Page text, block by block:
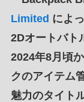
Limited によ
2Dオートバト
2024年8月頃
クのアイテム
魅力のタイト